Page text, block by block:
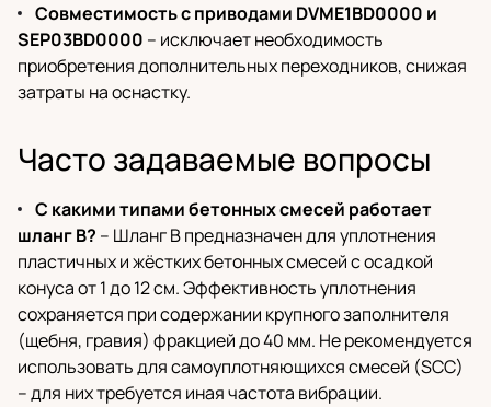
Совместимость с приводами DVME1BD0000 и
SEP03BD0000 – исключает необходимость
приобретения дополнительных переходников, снижая
затраты на оснастку.
Часто задаваемые вопросы
С какими типами бетонных смесей работает
шланг B? – Шланг B предназначен для уплотнения
пластичных и жёстких бетонных смесей с осадкой
конуса от 1 до 12 см. Эффективность уплотнения
сохраняется при содержании крупного заполнителя
(щебня, гравия) фракцией до 40 мм. Не рекомендуется
использовать для самоуплотняющихся смесей (SCC)
– для них требуется иная частота вибрации.